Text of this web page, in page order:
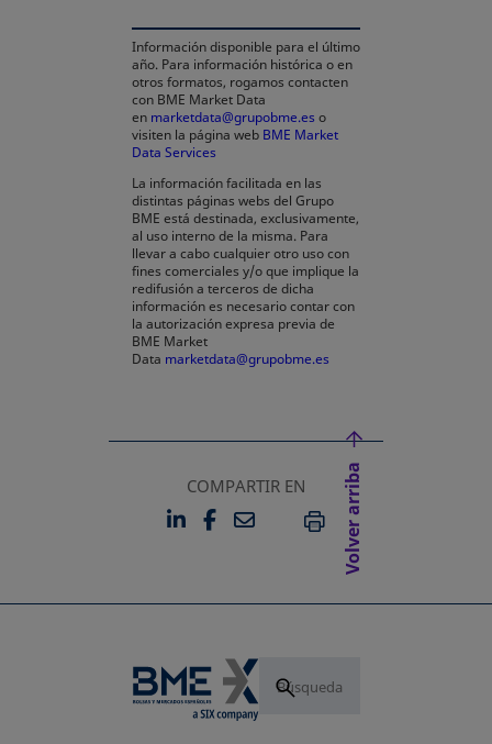
Información disponible para el último
año. Para información histórica o en
otros formatos, rogamos contacten
con BME Market Data
en marketdata@grupobme.es o
visiten la página web BME Market
Data Services
La información facilitada en las
distintas páginas webs del Grupo
BME está destinada, exclusivamente,
al uso interno de la misma. Para
llevar a cabo cualquier otro uso con
fines comerciales y/o que implique la
redifusión a terceros de dicha
información es necesario contar con
la autorización expresa previa de
BME Market
Data marketdata@grupobme.es
COMPARTIR EN
LINKEDIN
SE ABRE EN UNA PESTAÑA
FACEBOOK
SE ABRE EN UNA
EMAILIMPRIMIR
Volver arriba